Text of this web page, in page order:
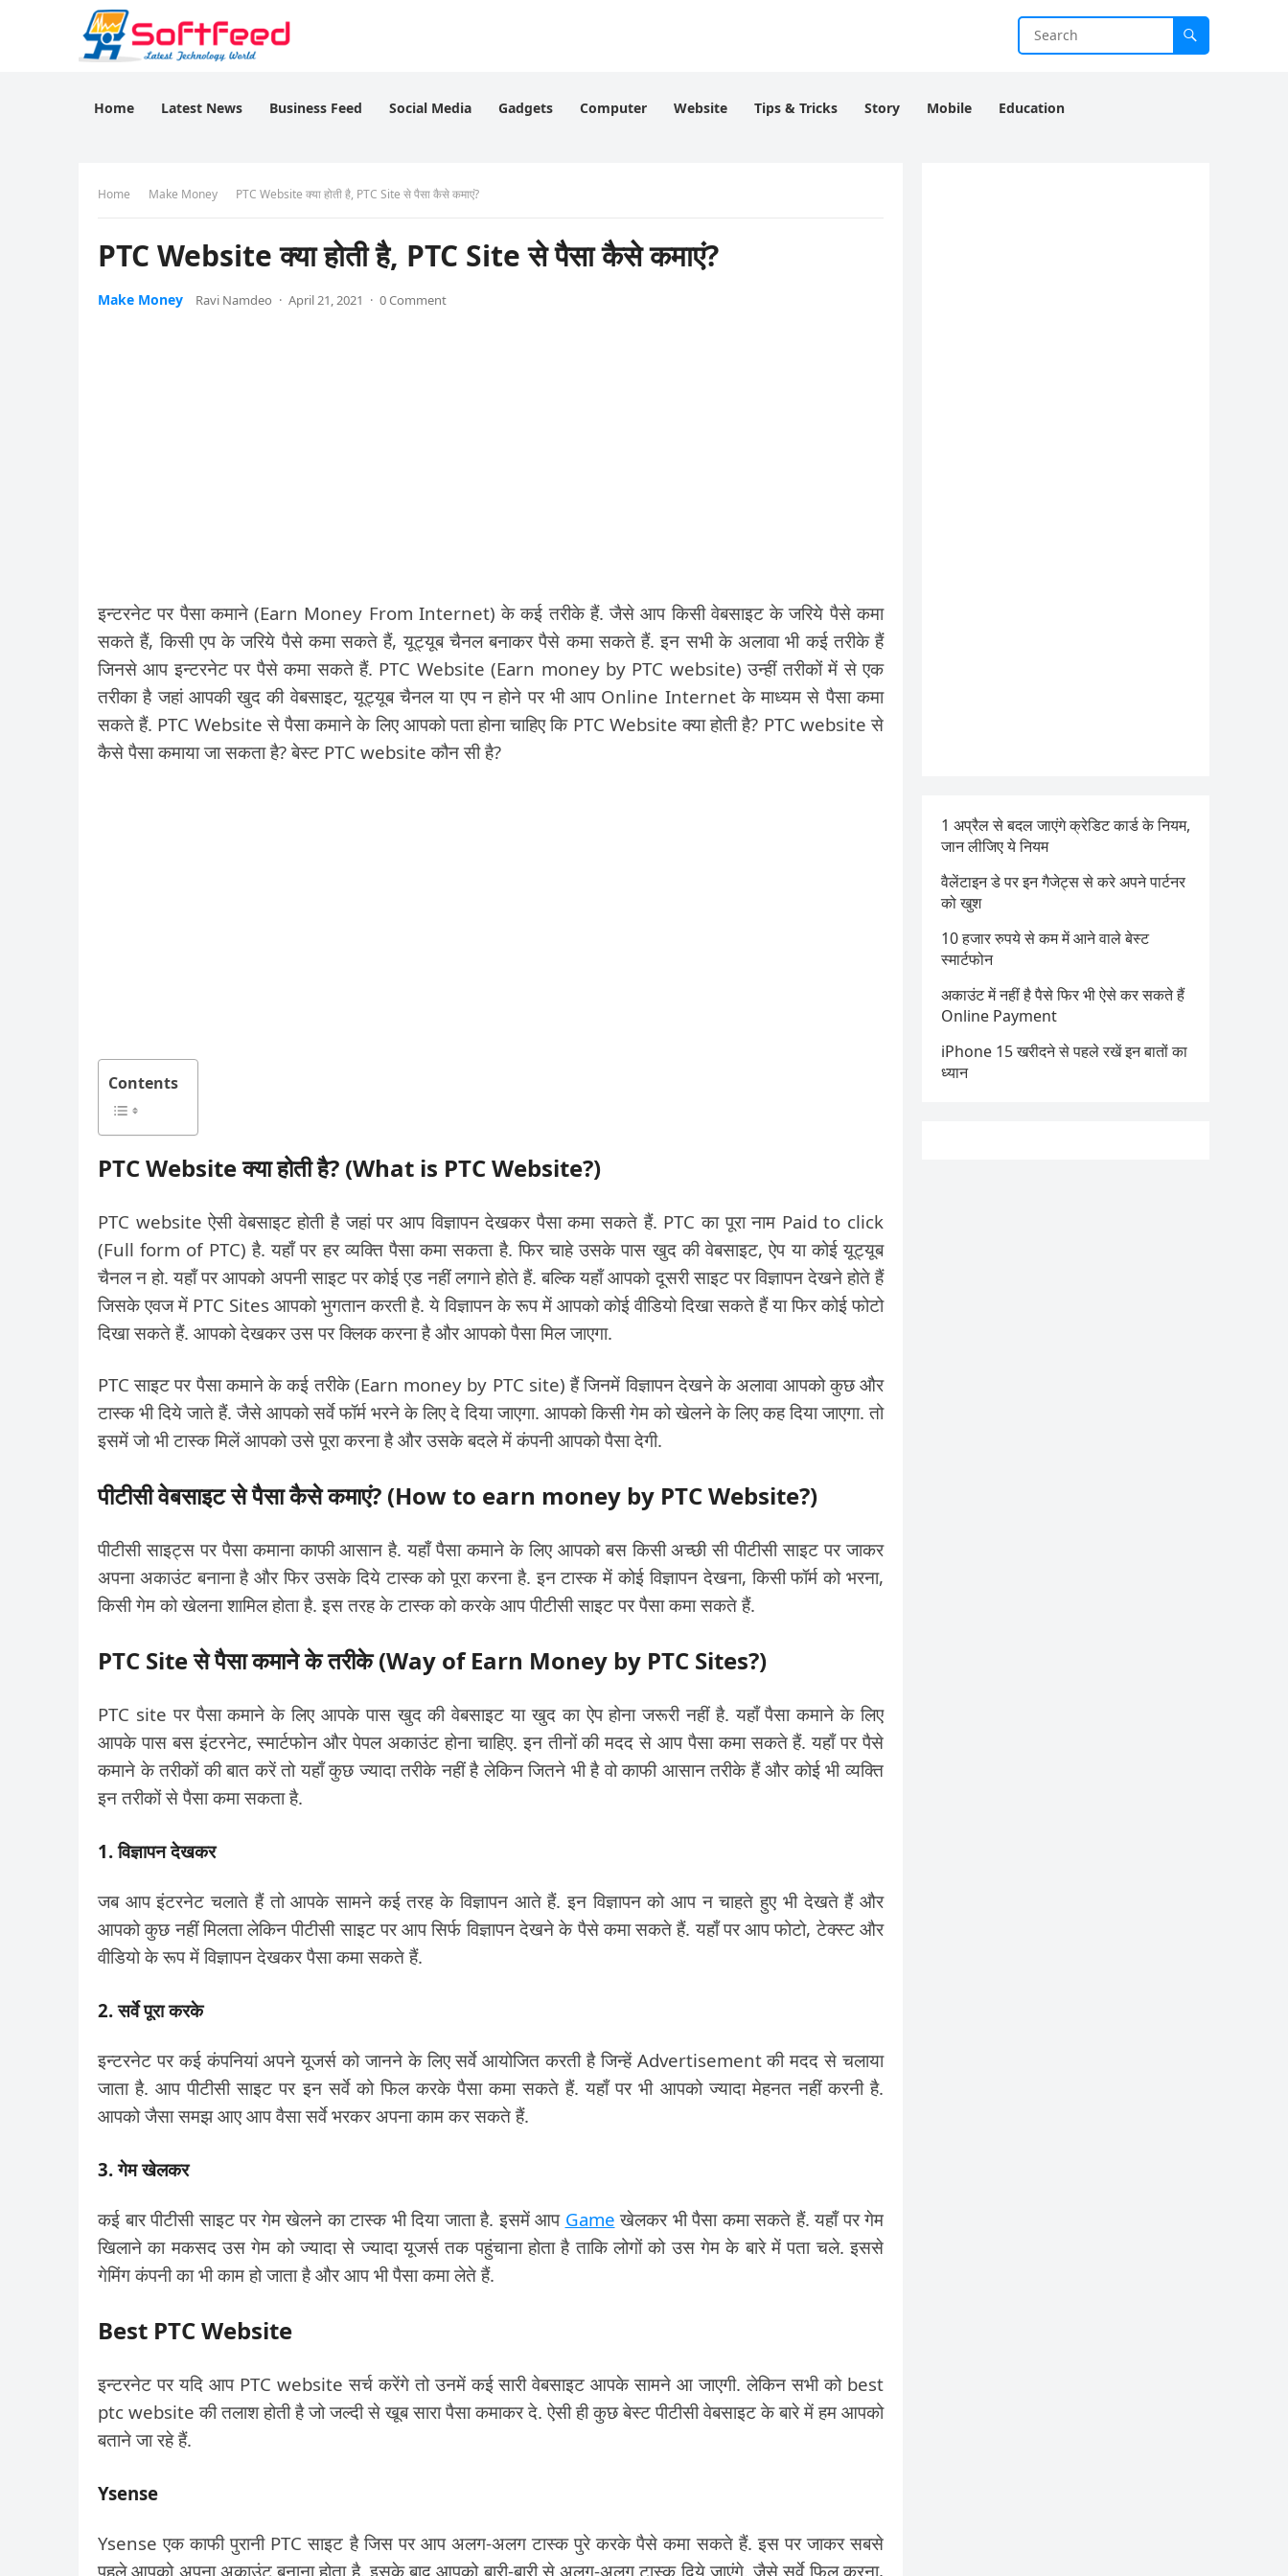
Home Latest News Business Feed Social Media Gadgets Computer Website Tips & Tricks Story Mobile Education
Home Make Money PTC Website क्या होती है, PTC Site से पैसा कैसे कमाएं?
PTC Website क्या होती है, PTC Site से पैसा कैसे कमाएं?
Make Money Ravi Namdeo · April 21, 2021 · 0 Comment
इन्टरनेट पर पैसा कमाने (Earn Money From Internet) के कई तरीके हैं. जैसे आप किसी वेबसाइट के जरिये पैसे कमा
सकते हैं, किसी एप के जरिये पैसे कमा सकते हैं, यूट्यूब चैनल बनाकर पैसे कमा सकते हैं. इन सभी के अलावा भी कई तरीके हैं
जिनसे आप इन्टरनेट पर पैसे कमा सकते हैं. PTC Website (Earn money by PTC website) उन्हीं तरीकों में से एक
तरीका है जहां आपकी खुद की वेबसाइट, यूट्यूब चैनल या एप न होने पर भी आप Online Internet के माध्यम से पैसा कमा
सकते हैं. PTC Website से पैसा कमाने के लिए आपको पता होना चाहिए कि PTC Website क्या होती है? PTC website से
कैसे पैसा कमाया जा सकता है? बेस्ट PTC website कौन सी है?
Contents
PTC Website क्या होती है? (What is PTC Website?)
PTC website ऐसी वेबसाइट होती है जहां पर आप विज्ञापन देखकर पैसा कमा सकते हैं. PTC का पूरा नाम Paid to click
(Full form of PTC) है. यहाँ पर हर व्यक्ति पैसा कमा सकता है. फिर चाहे उसके पास खुद की वेबसाइट, ऐप या कोई यूट्यूब
चैनल न हो. यहाँ पर आपको अपनी साइट पर कोई एड नहीं लगाने होते हैं. बल्कि यहाँ आपको दूसरी साइट पर विज्ञापन देखने होते हैं
जिसके एवज में PTC Sites आपको भुगतान करती है. ये विज्ञापन के रूप में आपको कोई वीडियो दिखा सकते हैं या फिर कोई फोटो
दिखा सकते हैं. आपको देखकर उस पर क्लिक करना है और आपको पैसा मिल जाएगा.
PTC साइट पर पैसा कमाने के कई तरीके (Earn money by PTC site) हैं जिनमें विज्ञापन देखने के अलावा आपको कुछ और
टास्क भी दिये जाते हैं. जैसे आपको सर्वे फॉर्म भरने के लिए दे दिया जाएगा. आपको किसी गेम को खेलने के लिए कह दिया जाएगा. तो
इसमें जो भी टास्क मिलें आपको उसे पूरा करना है और उसके बदले में कंपनी आपको पैसा देगी.
पीटीसी वेबसाइट से पैसा कैसे कमाएं? (How to earn money by PTC Website?)
पीटीसी साइट्स पर पैसा कमाना काफी आसान है. यहाँ पैसा कमाने के लिए आपको बस किसी अच्छी सी पीटीसी साइट पर जाकर
अपना अकाउंट बनाना है और फिर उसके दिये टास्क को पूरा करना है. इन टास्क में कोई विज्ञापन देखना, किसी फॉर्म को भरना,
किसी गेम को खेलना शामिल होता है. इस तरह के टास्क को करके आप पीटीसी साइट पर पैसा कमा सकते हैं.
PTC Site से पैसा कमाने के तरीके (Way of Earn Money by PTC Sites?)
PTC site पर पैसा कमाने के लिए आपके पास खुद की वेबसाइट या खुद का ऐप होना जरूरी नहीं है. यहाँ पैसा कमाने के लिए
आपके पास बस इंटरनेट, स्मार्टफोन और पेपल अकाउंट होना चाहिए. इन तीनों की मदद से आप पैसा कमा सकते हैं. यहाँ पर पैसे
कमाने के तरीकों की बात करें तो यहाँ कुछ ज्यादा तरीके नहीं है लेकिन जितने भी है वो काफी आसान तरीके हैं और कोई भी व्यक्ति
इन तरीकों से पैसा कमा सकता है.
1. विज्ञापन देखकर
जब आप इंटरनेट चलाते हैं तो आपके सामने कई तरह के विज्ञापन आते हैं. इन विज्ञापन को आप न चाहते हुए भी देखते हैं और
आपको कुछ नहीं मिलता लेकिन पीटीसी साइट पर आप सिर्फ विज्ञापन देखने के पैसे कमा सकते हैं. यहाँ पर आप फोटो, टेक्स्ट और
वीडियो के रूप में विज्ञापन देखकर पैसा कमा सकते हैं.
2. सर्वे पूरा करके
इन्टरनेट पर कई कंपनियां अपने यूजर्स को जानने के लिए सर्वे आयोजित करती है जिन्हें Advertisement की मदद से चलाया
जाता है. आप पीटीसी साइट पर इन सर्वे को फिल करके पैसा कमा सकते हैं. यहाँ पर भी आपको ज्यादा मेहनत नहीं करनी है.
आपको जैसा समझ आए आप वैसा सर्वे भरकर अपना काम कर सकते हैं.
3. गेम खेलकर
कई बार पीटीसी साइट पर गेम खेलने का टास्क भी दिया जाता है. इसमें आप Game खेलकर भी पैसा कमा सकते हैं. यहाँ पर गेम
खिलाने का मकसद उस गेम को ज्यादा से ज्यादा यूजर्स तक पहुंचाना होता है ताकि लोगों को उस गेम के बारे में पता चले. इससे
गेमिंग कंपनी का भी काम हो जाता है और आप भी पैसा कमा लेते हैं.
Best PTC Website
इन्टरनेट पर यदि आप PTC website सर्च करेंगे तो उनमें कई सारी वेबसाइट आपके सामने आ जाएगी. लेकिन सभी को best
ptc website की तलाश होती है जो जल्दी से खूब सारा पैसा कमाकर दे. ऐसी ही कुछ बेस्ट पीटीसी वेबसाइट के बारे में हम आपको
बताने जा रहे हैं.
Ysense
Ysense एक काफी पुरानी PTC साइट है जिस पर आप अलग-अलग टास्क पुरे करके पैसे कमा सकते हैं. इस पर जाकर सबसे
पहले आपको अपना अकाउंट बनाना होता है. इसके बाद आपको बारी-बारी से अलग-अलग टास्क दिये जाएंगे. जैसे सर्वे फिल करना,
1 अप्रैल से बदल जाएंगे क्रेडिट कार्ड के नियम,
जान लीजिए ये नियम
वैलेंटाइन डे पर इन गैजेट्स से करे अपने पार्टनर
को खुश
10 हजार रुपये से कम में आने वाले बेस्ट
स्मार्टफोन
अकाउंट में नहीं है पैसे फिर भी ऐसे कर सकते हैं
Online Payment
iPhone 15 खरीदने से पहले रखें इन बातों का
ध्यान